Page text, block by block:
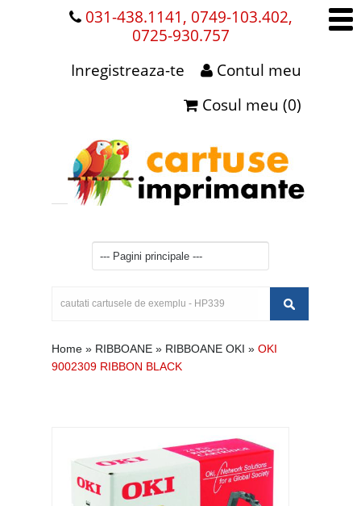
031-438.1141, 0749-103.402,
0725-930.757
Contul meu
Inregistreaza-te
Cosul meu (0)
Home » RIBBOANE » RIBBOANE OKI » OKI
9002309 RIBBON BLACK